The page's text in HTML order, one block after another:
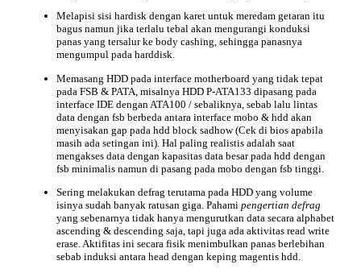
Melapisi sisi hardisk dengan karet untuk meredam getaran itu
bagus namun jika terlalu tebal akan mengurangi konduksi
panas yang tersalur ke body cashing, sehingga panasnya
mengumpul pada harddisk.
Memasang HDD pada interface motherboard yang tidak tepat
pada FSB & PATA, misalnya HDD P-ATA133 dipasang pada
interface IDE dengan ATA100 / sebaliknya, sebab lalu lintas
data dengan fsb berbeda antara interface mobo & hdd akan
menyisakan gap pada hdd block sadhow (Cek di bios apabila
masih ada setingan ini). Hal paling realistis adalah saat
mengakses data dengan kapasitas data besar pada hdd dengan
fsb minimalis namun di pasang pada mobo dengan fsb tinggi.
Sering melakukan defrag terutama pada HDD yang volume
isinya sudah banyak ratusan giga. Pahami pengertian defrag
yang sebenarnya tidak hanya mengurutkan data secara alphabet
ascending & descending saja, tapi juga ada aktivitas read write
erase. Aktifitas ini secara fisik menimbulkan panas berlebihan
sebab induksi antara head dengan keping magentis hdd.